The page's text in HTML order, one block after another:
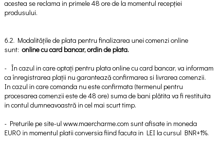
acestea se reclama in primele 48 ore de la momentul recepției
produsului.
6.2. Modalitățile de plata pentru finalizarea unei comenzi online
sunt: online cu card bancar, ordin de plata.
- În cazul in care optați pentru plata online cu card bancar, va informam
ca înregistrarea plații nu garantează confirmarea si livrarea comenzii.
In cazul in care comanda nu este confirmata (termenul pentru
procesarea comenzii este de 48 ore) suma de bani plătita va fi restituita
in contul dumneavoastră in cel mai scurt timp.
- Preturile pe site-ul www.maercharme.com sunt afisate in moneda
EURO in momentul platii conversia fiind facuta in LEI la cursul BNR+1%.